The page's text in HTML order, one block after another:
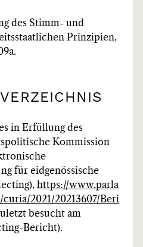
des Stimm- und
Prinzipien,
in Erfüllung des
Kommission
für eidgenössische
https://www.parla
2021/20213607/Beri
besucht am
Bericht).